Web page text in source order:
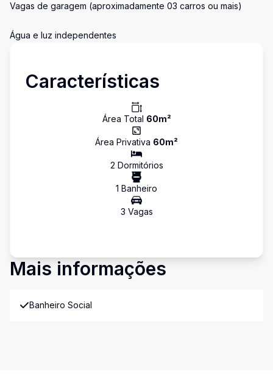
Vagas de garagem (aproximadamente 03 carros ou mais)
Água e luz independentes
Características
Área Total 60m²
Área Privativa 60m²
2 Dormitórios
1 Banheiro
3 Vagas
Mais informações
Banheiro Social